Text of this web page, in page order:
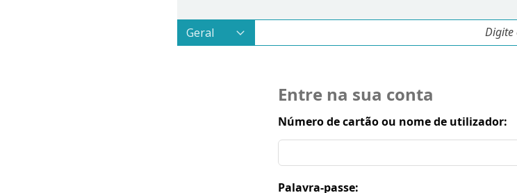
Entre na sua conta
Número de cartão ou nome de utilizador:
Palavra-passe: